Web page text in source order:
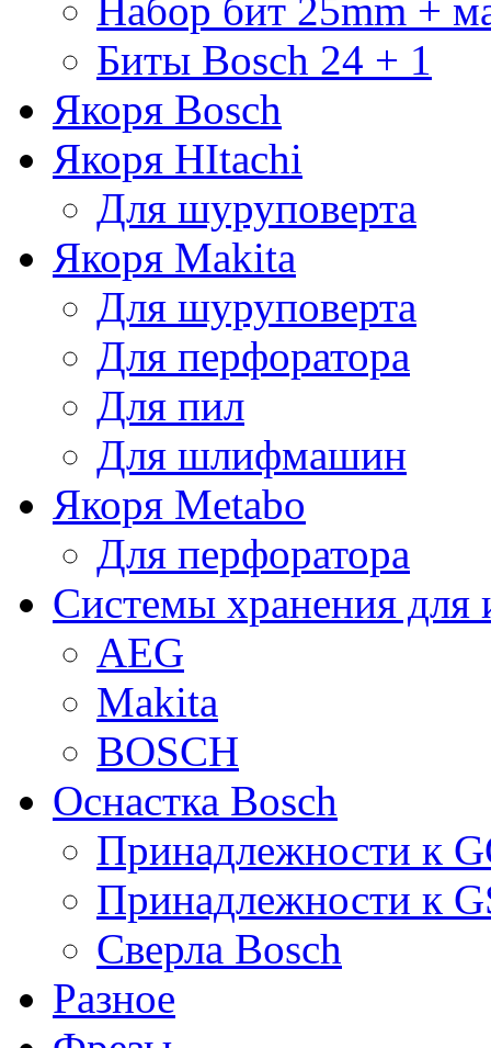
Набор бит 25mm +
Биты Bosch 24 + 1
Якоря Bosch
Якоря HItachi
Для шуруповерта
Якоря Makita
Для шуруповерта
Для перфоратора
Для пил
Для шлифмашин
Якоря Metabo
Для перфоратора
Системы хранения для
AEG
Makita
BOSCH
Оснастка Bosch
Принадлежности к
Принадлежности к
Сверла Bosch
Разное